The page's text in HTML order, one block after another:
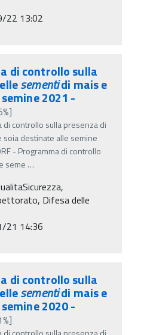
22 13:02
di controllo sulla
sementidi mais e
2021 -
di controllo sulla presenza di
soia destinate alle semine
- Programma di controllo
seme …
Difesa delle
21 14:36
di controllo sulla
sementidi mais e
2020 -